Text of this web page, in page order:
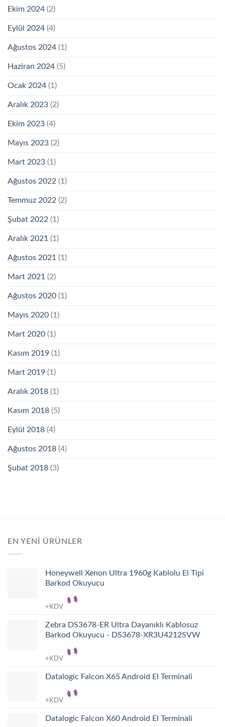
Ekim 2024 (2)
Eylül 2024 (4)
Ağustos 2024 (1)
Haziran 2024 (5)
Ocak 2024 (1)
Aralık 2023 (2)
Ekim 2023 (4)
Mayıs 2023 (2)
Mart 2023 (1)
Ağustos 2022 (1)
Temmuz 2022 (2)
Şubat 2022 (1)
Aralık 2021 (1)
Ağustos 2021 (1)
Mart 2021 (2)
Ağustos 2020 (1)
Mayıs 2020 (1)
Mart 2020 (1)
Kasım 2019 (1)
Mart 2019 (1)
Aralık 2018 (1)
Kasım 2018 (5)
Eylül 2018 (4)
Ağustos 2018 (4)
Şubat 2018 (3)
EN YENI ÜRÜNLER
Honeywell Xenon Ultra 1960g Kablolu El Tipi
Barkod Okuyucu
+KDV
Zebra DS3678-ER Ultra Dayanıklı Kablosuz
Barkod Okuyucu - DS3678-XR3U4212SVW
+KDV
Datalogic Falcon X65 Android El Terminali
+KDV
Datalogic Falcon X60 Android El Terminali